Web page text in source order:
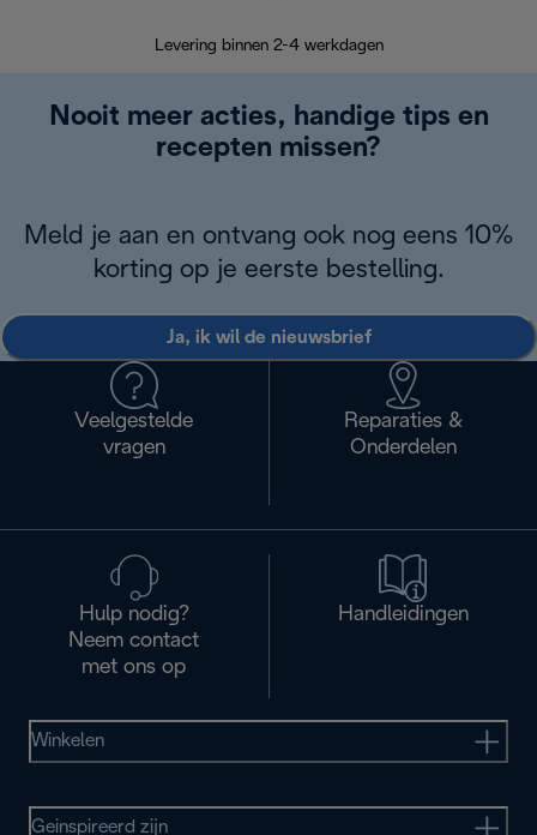
Levering binnen 2-4 werkdagen
Nooit meer acties, handige tips en
recepten missen?
Meld je aan en ontvang ook nog eens 10%
korting op je eerste bestelling.
Ja, ik wil de nieuwsbrief
Veelgestelde
vragen
Reparaties &
Onderdelen
Hulp nodig?
Neem contact
met ons op
Handleidingen
Winkelen
Geinspireerd zijn